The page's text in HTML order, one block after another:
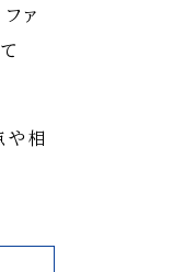
ァ
や相